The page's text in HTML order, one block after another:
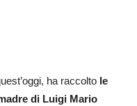
ha raccolto le
di Luigi Mario